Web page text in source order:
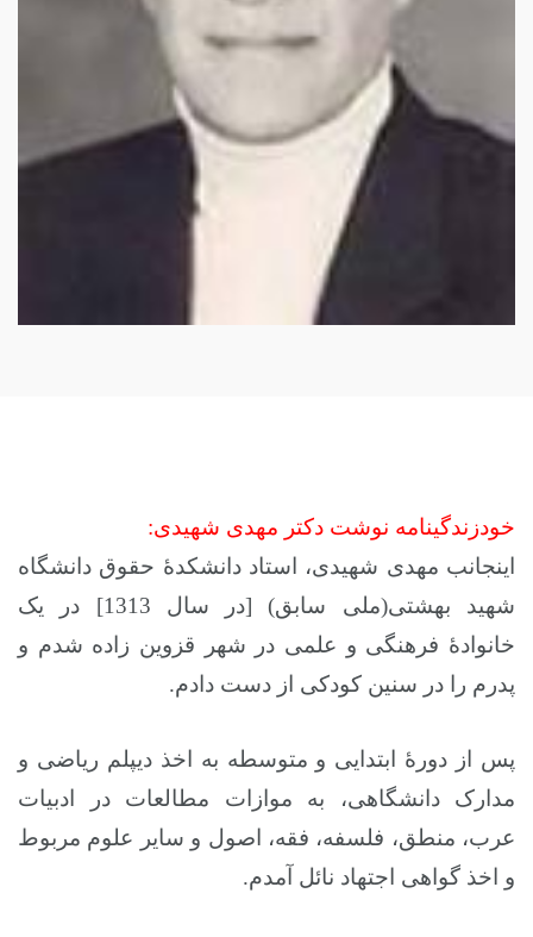
خودزندگینامه نوشت دکتر مهدی شهیدی:
اینجانب مهدی شهیدی، استاد دانشکدۀ حقوق دانشگاه
شهید بهشتی(ملی سابق) [در سال 1313] در یک
خانوادۀ فرهنگی و علمی در شهر قزوین زاده شدم و
پدرم را در سنین کودکی از دست دادم.
پس از دورۀ ابتدایی و متوسطه به اخذ دیپلم ریاضی و
مدارک دانشگاهی، به موازات مطالعات در ادبیات
عرب، منطق، فلسفه، فقه، اصول و سایر علوم مربوط
و اخذ گواهی اجتهاد نائل آمدم.